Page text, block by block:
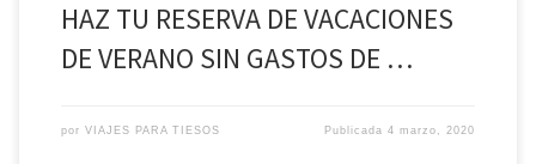
HAZ TU RESERVA DE VACACIONES
DE VERANO SIN GASTOS DE …
por VIAJES PARA TIESOS Publicada4 marzo, 2020